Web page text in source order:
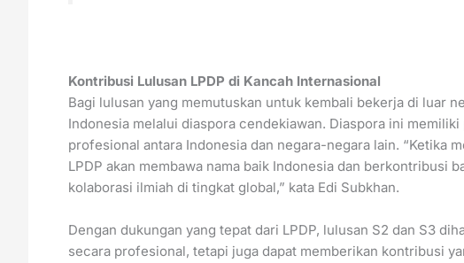
Kontribusi Lulusan LPDP di Kancah Internasional
Bagi lulusan yang memutuskan untuk kembali bekerja di luar
Indonesia melalui diaspora cendekiawan. Diaspora ini
profesional antara Indonesia dan negara-negara lain. “Ketika
LPDP akan membawa nama baik Indonesia dan berkontribusi
kolaborasi ilmiah di tingkat global,” kata Edi Subkhan.
Dengan dukungan yang tepat dari LPDP, lulusan S2 dan S3
secara profesional, tetapi juga dapat memberikan kontribusi